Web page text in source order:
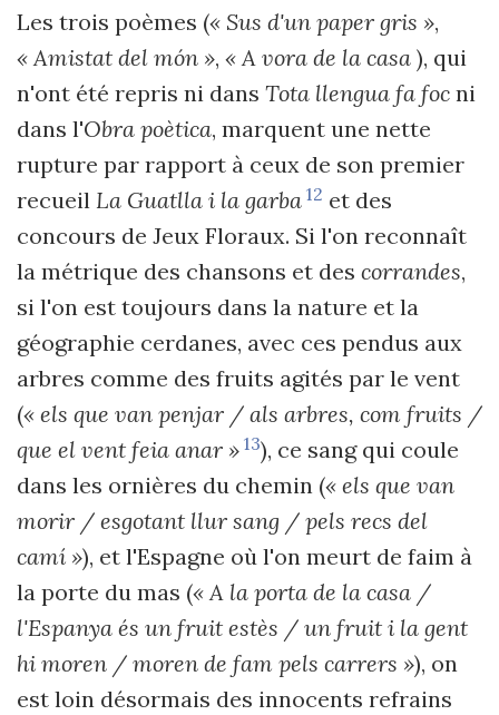
Les trois poèmes (« Sus d'un paper gris »,
« Amistat del món », « A vora de la casa ), qui
n'ont été repris ni dans Tota llengua fa foc ni
dans l'Obra poètica, marquent une nette
rupture par rapport à ceux de son premier
recueil La Guatlla i la garba 12 et des
concours de Jeux Floraux. Si l'on reconnaît
la métrique des chansons et des corrandes,
si l'on est toujours dans la nature et la
géographie cerdanes, avec ces pendus aux
arbres comme des fruits agités par le vent
(« els que van penjar / als arbres, com fruits /
que el vent feia anar » 13), ce sang qui coule
dans les ornières du chemin (« els que van
morir / esgotant llur sang / pels recs del
camí »), et l'Espagne où l'on meurt de faim à
la porte du mas (« A la porta de la casa /
l'Espanya és un fruit estès / un fruit i la gent
hi moren / moren de fam pels carrers »), on
est loin désormais des innocents refrains